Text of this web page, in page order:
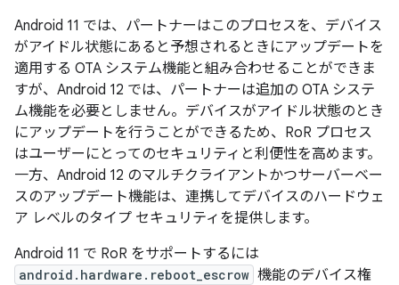
Android 11 では、パートナーはこのプロセスを、デバイス
がアイドル状態にあると予想されるときにアップデートを
適用する OTA システム機能と組み合わせることができま
すが、Android 12 では、パートナーは追加の OTA システ
ム機能を必要としません。デバイスがアイドル状態のとき
にアップデートを行うことができるため、RoR プロセス
はユーザーにとってのセキュリティと利便性を高めます。
一方、Android 12 のマルチクライアントかつサーバーベー
スのアップデート機能は、連携してデバイスのハードウェ
ア レベルのタイプ セキュリティを提供します。
Android 11 で RoR をサポートするには
android.hardware.reboot_escrow 機能のデバイス権